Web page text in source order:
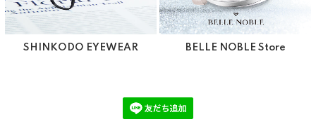
SHINKODO EYEWEAR BELLE NOBLE Store